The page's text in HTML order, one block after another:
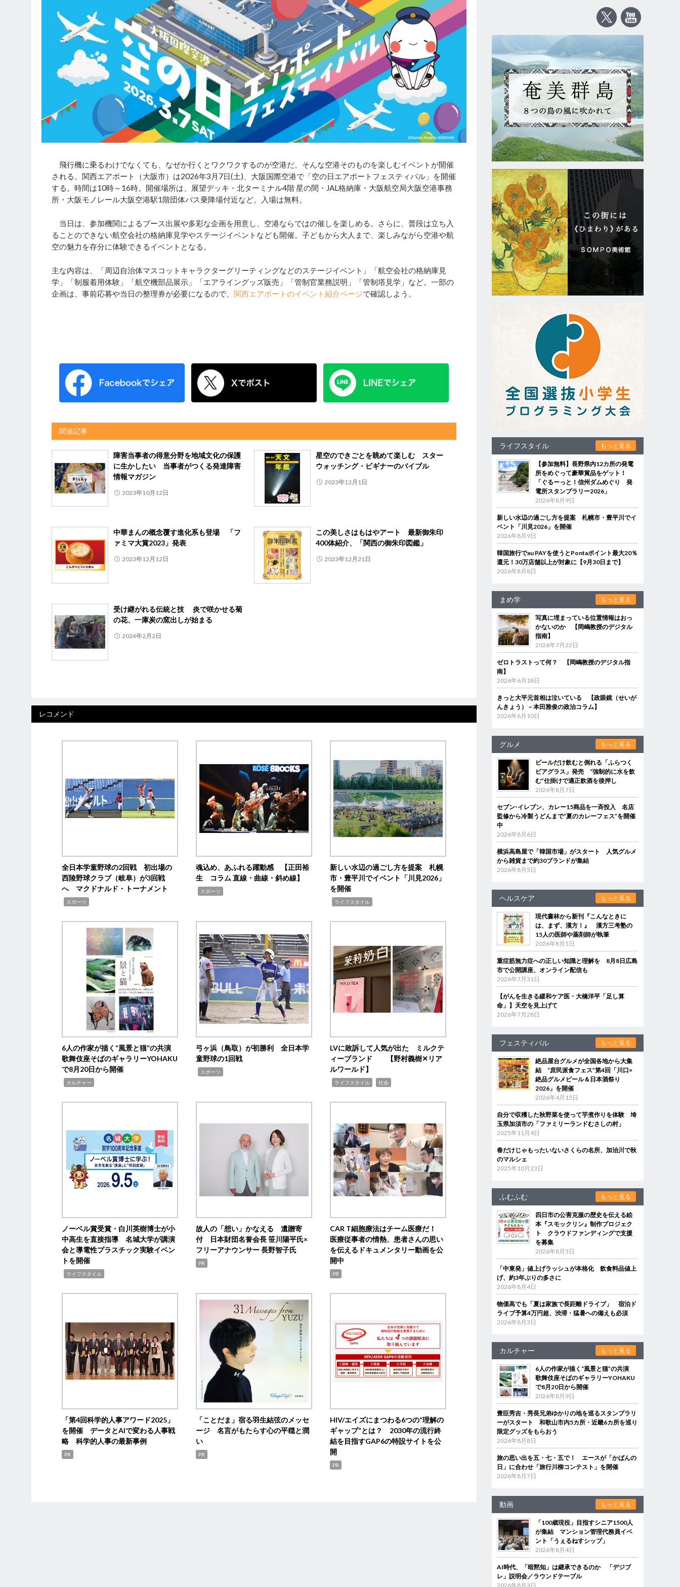
飛行機に乗るわけでなくても、なぜか行くとワクワクするのが空港だ。そんな空港そのものを楽しむイベントが開催
される。関西エアポート（大阪市）は2026年3月7日(土)、大阪国際空港で「空の日エアポートフェスティバル」を開催
する。時間は10時～16時。開催場所は、展望デッキ・北ターミナル4階 星の間・JAL格納庫・大阪航空局大阪空港事務
所・大阪モノレール大阪空港駅1階団体バス乗降場付近など。入場は無料。
当日は、参加機関によるブース出展や多彩な企画を用意し、空港ならではの催しを楽しめる。さらに、普段は立ち入
ることのできない航空会社の格納庫見学やステージイベントなども開催。子どもから大人まで、楽しみながら空港や航
空の魅力を存分に体験できるイベントとなる。
主な内容は、「周辺自治体マスコットキャラクターグリーティングなどのステージイベント」「航空会社の格納庫見
学」「制服着用体験」「航空機部品展示」「エアライングッズ販売」「管制官業務説明」「管制塔見学」など。一部の
企画は、事前応募や当日の整理券が必要になるので、 関西エアポートのイベント紹介ページで確認しよう。
関連記事
障害当事者の得意分野を地域文化の保護
に生かしたい 当事者がつくる発達障害
情報マガジン
2023年10月12日
星空のできごとを眺めて楽しむ スター
ウォッチング・ビギナーのバイブル
2023年12月1日
中華まんの概念覆す進化系も登場 「フ
ァミマ大賞2023」発表
2023年12月12日
この美しさはもはやアート 最新御朱印
400体紹介、「関西の御朱印図鑑」
2023年12月21日
受け継がれる伝統と技 炎で咲かせる菊
の花、一庫炭の窯出しが始まる
2024年2月2日
レコメンド
全日本学童野球の2回戦 初出場の
西陵野球クラブ（岐阜）が3回戦
へ マクドナルド・トーナメント
スポーツ
魂込め、あふれる躍動感 【正田裕
生 コラム 直線・曲線・斜め線】
スポーツ
新しい水辺の過ごし方を提案 札幌
市・豊平川でイベント「川見2026」
を開催
ライフスタイル
6人の作家が描く“風景と猫”の共演
歌舞伎座そばのギャラリーYOHAKU
で8月20日から開催
カルチャー
弓ヶ浜（鳥取）が初勝利 全日本学
童野球の1回戦
スポーツ
LVに敗訴して人気が出た ミルクテ
ィーブランド 【野村義樹✕リア
ルワールド】
ライフスタイル 社会
ノーベル賞受賞・白川英樹博士が小
中高生を直接指導 名城大学が講演
会と導電性プラスチック実験イベン
トを開催
ライフスタイル
故人の「想い」かなえる 遺贈寄
付 日本財団名誉会長 笹川陽平氏×
フリーアナウンサー 長野智子氏
PR
CAR T細胞療法はチーム医療だ！
医療従事者の情熱、患者さんの思い
を伝えるドキュメンタリー動画を公
開中
PR
「第4回科学的人事アワード2025」
を開催 データとAIで変わる人事戦
略 科学的人事の最新事例
PR
「ことだま」宿る羽生結弦のメッセ
ージ 名言がもたらす心の平穏と潤
い
PR
HIV/エイズにまつわる6つの“理解の
ギャップ”とは？ 2030年の流行終
結を目指すGAP6の特設サイトを公
開
PR
ライフスタイル もっと見る
【参加無料】長野県内12カ所の発電
所をめぐって豪華賞品をゲット！
「ぐるーっと！信州ダムめぐり 発
電所スタンプラリー2026」
2026年8月9日
新しい水辺の過ごし方を提案 札幌市・豊平川でイ
ベント「川見2026」を開催
2026年8月9日
韓国旅行でau PAYを使うとPontaポイント最大20％
還元！30万店舗以上が対象に【9月30日まで】
2026年8月8日
まめ学 もっと見る
写真に埋まっている位置情報はおっ
かないのか 【岡嶋教授のデジタル
指南】
2026年7月22日
ゼロトラストって何？ 【岡嶋教授のデジタル指
南】
2026年6月18日
きっと大平元首相は泣いている 【政眼鏡（せいが
んきょう）－本田雅俊の政治コラム】
2026年6月10日
グルメ もっと見る
ビールだけ飲むと倒れる「ふらつく
ビアグラス」発売 “強制的に水を飲
む”仕掛けで適正飲酒を後押し
2026年8月7日
セブン‐イレブン、カレー15商品を一斉投入 名店
監修から冷製うどんまで“夏のカレーフェス”を開催
中
2026年8月6日
横浜高島屋で「韓国市場」がスタート 人気グルメ
から雑貨まで約30ブランドが集結
2026年8月5日
ヘルスケア もっと見る
現代書林から新刊『こんなときに
は、まず、漢方！』 漢方三考塾の
15人の医師や薬剤師が執筆
2026年8月5日
重症筋無力症への正しい知識と理解を 8月8日広島
市で公開講座、オンライン配信も
2026年7月31日
【がんを生きる緩和ケア医・大橋洋平「足し算
命」】天空を見上げて
2026年7月28日
フェスティバル もっと見る
絶品屋台グルメが全国各地から大集
結 “庶民派食フェス”第4回「川口×
絶品グルメビール＆日本酒祭り
2026」を開催
2026年4月15日
自分で収穫した秋野菜を使って芋煮作りを体験 埼
玉県加須市の「ファミリーランドむさしの村」
2025年11月4日
春だけじゃもったいないさくらの名所、加治川で秋
のマルシェ
2025年10月23日
ふむふむ もっと見る
四日市の公害克服の歴史を伝える絵
本『スモックリン』制作プロジェク
ト クラウドファンディングで支援
を募集
2026年8月5日
「中東発」値上げラッシュが本格化 飲食料品値上
げ、約3年ぶりの多さに
2026年8月4日
物価高でも「夏は家族で長距離ドライブ」 宿泊ド
ライブ予算4万円超、渋滞・猛暑への備えも必須
2026年8月3日
カルチャー もっと見る
6人の作家が描く“風景と猫”の共演
歌舞伎座そばのギャラリーYOHAKU
で8月20日から開催
2026年8月9日
豊臣秀吉・秀長兄弟ゆかりの地を巡るスタンプラリ
ーがスタート 和歌山市内5カ所・近畿6カ所を巡り
限定グッズをもらおう
2026年8月8日
旅の思い出を五・七・五で！ エースが「かばんの
日」に合わせ「旅行川柳コンテスト」を開催
2026年8月7日
動画 もっと見る
「100歳現役」目指すシニア1500人
が集結 マンション管理代務員イベ
ント「うぇるねすシップ」
2026年8月4日
AI時代、「暗黙知」は継承できるのか 「デジブ
レ」説明会／ラウンドテーブル
2026年8月3日